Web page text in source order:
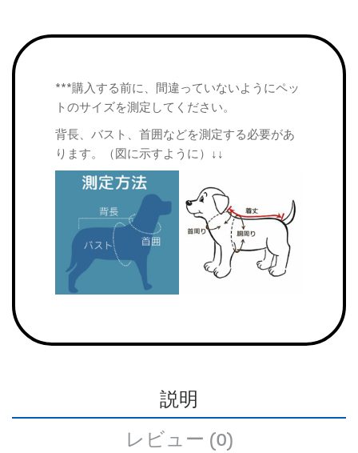
***購入する前に、間違っていないようにペッ
トのサイズを測定してください。
背長、バスト、首囲などを測定する必要があ
ります。（図に示すように）↓↓
説明
レビュー (0)